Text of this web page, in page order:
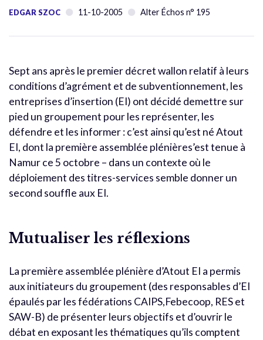
EDGAR SZOC 11-10-2005 Alter Échos n° 195
Sept ans après le premier décret wallon relatif à leurs
conditions d’agrément et de subventionnement, les
entreprises d’insertion (EI) ont décidé demettre sur
pied un groupement pour les représenter, les
défendre et les informer : c’est ainsi qu’est né Atout
EI, dont la première assemblée plénières’est tenue à
Namur ce 5 octobre – dans un contexte où le
déploiement des titres-services semble donner un
second souffle aux EI.
Mutualiser les réflexions
La première assemblée plénière d’Atout EI a permis
aux initiateurs du groupement (des responsables d’EI
épaulés par les fédérations CAIPS,Febecoop, RES et
SAW-B) de présenter leurs objectifs et d’ouvrir le
débat en exposant les thématiques qu’ils comptent